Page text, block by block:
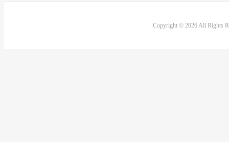
Copyright © 2026 All Rights